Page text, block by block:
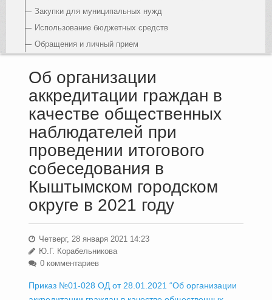
Закупки для муниципальных нужд
Использование бюджетных средств
Обращения и личный прием
Об организации
аккредитации граждан в
качестве общественных
наблюдателей при
проведении итогового
собеседования в
Кыштымском городском
округе в 2021 году
Четверг, 28 января 2021 14:23
Ю.Г. Корабельникова
0 комментариев
Приказ №01-028 ОД от 28.01.2021 “Об организации